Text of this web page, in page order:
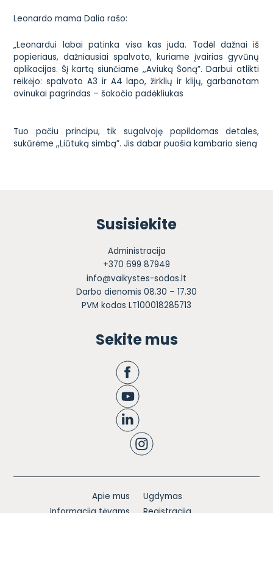
Leonardo mama Dalia rašo:
„Leonardui labai patinka visa kas juda. Todėl dažnai iš
popieriaus, dažniausiai spalvoto, kuriame įvairias gyvūnų
aplikacijas. Šį kartą siunčiame ,,Aviuką Šoną”. Darbui atlikti
reikėjo: spalvoto A3 ir A4 lapo, žirklių ir klijų, garbanotam
avinukai pagrindas – šakočio padėkliukas
Tuo pačiu principu, tik sugalvoję papildomas detales,
sukūrėme ,,Liūtuką simbą”. Jis dabar puošia kambario sieną
Apie mus
Ugdymas
Informacija tėvams
Registracija
Susisiekite
Administracija
+370 699 87949
info@vaikystes-sodas.lt
Darbo dienomis 08.30 – 17.30
PVM kodas LT100018285713
Sekite mus